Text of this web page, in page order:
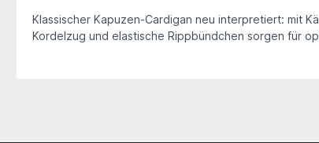
Klassischer Kapuzen-Cardigan neu interpretiert: mit
Kordelzug und elastische Rippbündchen sorgen für